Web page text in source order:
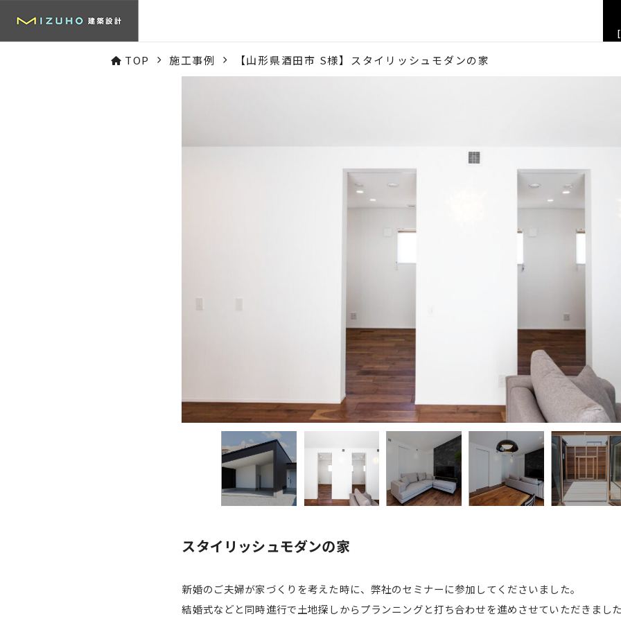
TOP 施工事例 【山形県酒田市 S様】スタイリッシュモダンの家
スタイリッシュモダンの家
新婚のご夫婦が家づくりを考えた時に、弊社のセミナーに参加してくださいました。
結婚式などと同時進行で土地探しからプランニングと打ち合わせを進めさせていただきまし